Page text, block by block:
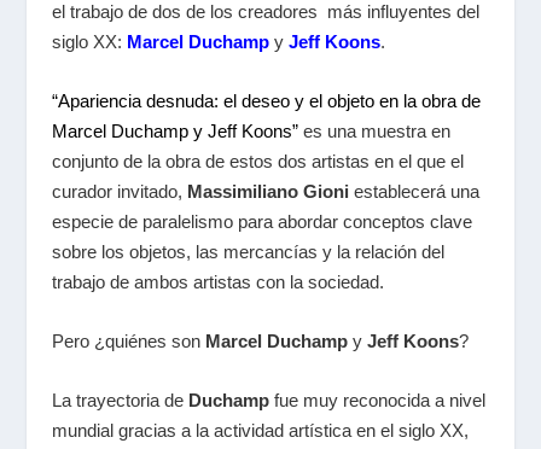
el trabajo de dos de los creadores más influyentes del
siglo XX: Marcel Duchampy Jeff Koons.
“Apariencia desnuda: el deseo y el objeto en la obra de
Marcel Duchamp y Jeff Koons”es una muestra en
conjunto de la obra de estos dos artistas en el que el
curador invitado, Massimiliano Gioni establecerá una
especie de paralelismo para abordar conceptos clave
sobre los objetos, las mercancías y la relación del
trabajo de ambos artistas con la sociedad.
Pero ¿quiénes son Marcel Duchampy Jeff Koons?
La trayectoria de Duchampfue muy reconocida a nivel
mundial gracias a la actividad artística en el siglo XX,